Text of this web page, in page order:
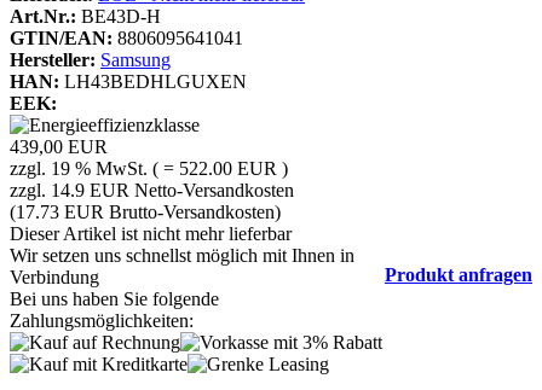
Art.Nr.: BE43D-H
GTIN/EAN: 8806095641041
Hersteller: Samsung
HAN: LH43BEDHLGUXEN
EEK:
439,00 EUR
zzgl. 19 % MwSt. ( = 522.00 EUR )
zzgl. 14.9 EUR Netto-Versandkosten
(17.73 EUR Brutto-Versandkosten)
Dieser Artikel ist nicht mehr lieferbar
Produkt anfragen
Wir setzen uns schnellst möglich mit Ihnen in
Verbindung
Bei uns haben Sie folgende
Zahlungsmöglichkeiten: